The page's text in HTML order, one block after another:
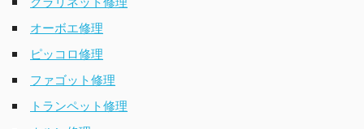
オーボエ修理
ピッコロ修理
ファゴット修理
トランペット修理